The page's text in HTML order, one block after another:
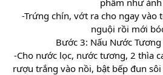
phẩm như ảnh
-Trứng chín, vớt ra cho ngay vào
nguội rồi mới
Bước 3: Nấu Nước
-Cho nước lọc, nước tương, 2 thìa
rượu trắng vào nồi, bật bếp đun